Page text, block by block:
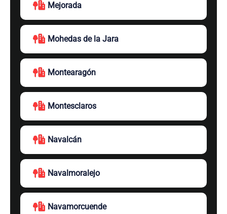
Mejorada
Mohedas de la Jara
Montearagón
Montesclaros
Navalcán
Navalmoralejo
Navamorcuende